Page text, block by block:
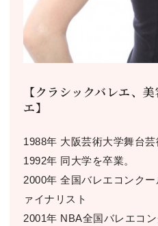
【クラシックバレエ、
エ】
1988年 大阪芸術大学舞台
1992年 同大学を卒業。
2000年 全国バレエコンク
ァイナリスト
2001年 NBA全国バレエコ